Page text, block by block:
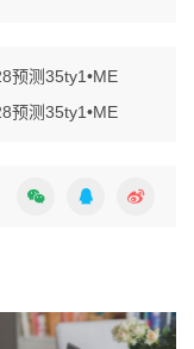
预测35ty1 •ME
预测35ty1 •ME